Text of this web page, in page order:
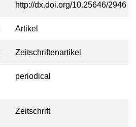
http://dx.doi.org/10.25646/2946
Artikel
Zeitschriftenartikel
periodical
Zeitschrift